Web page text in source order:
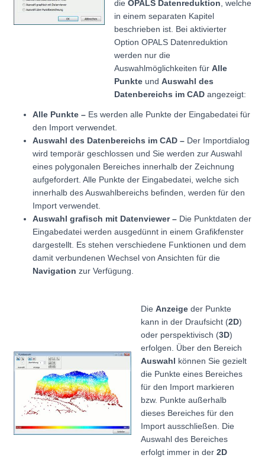
die OPALS Datenreduktion , welche
in einem separaten Kapitel
beschrieben ist. Bei aktivierter
Option OPALS Datenreduktion
werden nur die
Auswahlmöglichkeiten für Alle
Punkte und Auswahl des
Datenbereichs im CAD angezeigt:
Alle Punkte – Es werden alle Punkte der Eingabedatei für
den Import verwendet.
Auswahl des Datenbereichs im CAD – Der Importdialog
wird temporär geschlossen und Sie werden zur Auswahl
eines polygonalen Bereiches innerhalb der Zeichnung
aufgefordert. Alle Punkte der Eingabedatei, welche sich
innerhalb des Auswahlbereichs befinden, werden für den
Import verwendet.
Auswahl grafisch mit Datenviewer – Die Punktdaten der
Eingabedatei werden ausgedünnt in einem Grafikfenster
dargestellt. Es stehen verschiedene Funktionen und dem
damit verbundenen Wechsel von Ansichten für die
Navigation zur Verfügung.
Die Anzeige der Punkte
kann in der Draufsicht (2D)
oder perspektivisch (3D)
erfolgen. Über den Bereich
Auswahl können Sie gezielt
die Punkte eines Bereiches
für den Import markieren
bzw. Punkte außerhalb
dieses Bereiches für den
Import ausschließen. Die
Auswahl des Bereiches
erfolgt immer in der 2D